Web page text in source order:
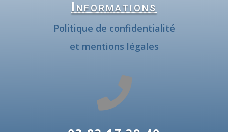
Informations
Politique de confidentialité
et mentions légales
